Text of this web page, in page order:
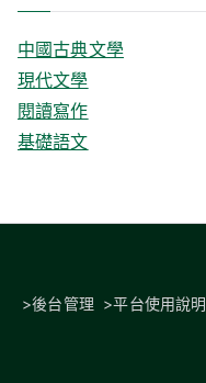
中國古典文學
現代文學
閱讀寫作
基礎語文
>後台管理 >平台使用說明